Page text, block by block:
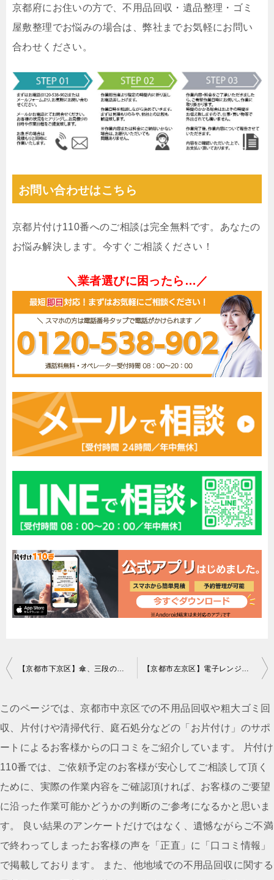
京都府にお住いの方で、不用品回収・遺品整理・ゴミ
屋敷整理でお悩みの場合は、弊社までお気軽にお問い
合わせください。
お問い合わせはこちら
京都片付け110番へのご相談は完全無料です。あなたの
お悩み解決します。今すぐご相談ください！
＼業者選びに困ったら…／
投
ナ
ビ
ゲ
ー
シ
ョ
ン
【京都市下京区】傘、三段の収納、プラスチックケース等の回収・処分 【京都市左京区】電子レンジ、脚付きマットレスの回収・処分ご依頼
このページでは、京都市中京区での不用品回収や粗大ゴミ回
収、片付けや清掃代行、庭石処分などの「お片付け」のサポ
ートによるお客様からの口コミをご紹介しています。 片付け
110番では、ご依頼予定のお客様が安心してご相談して頂く
ために、実際の作業内容をご確認頂ければ、お客様のご要望
に沿った作業可能かどうかの判断のご参考になるかと思いま
す。 良い結果のアンケートだけではなく、遺憾ながらご不満
で終わってしまったお客様の声を「正直」に「口コミ情報」
で掲載しております。 また、他地域での不用品回収に関する